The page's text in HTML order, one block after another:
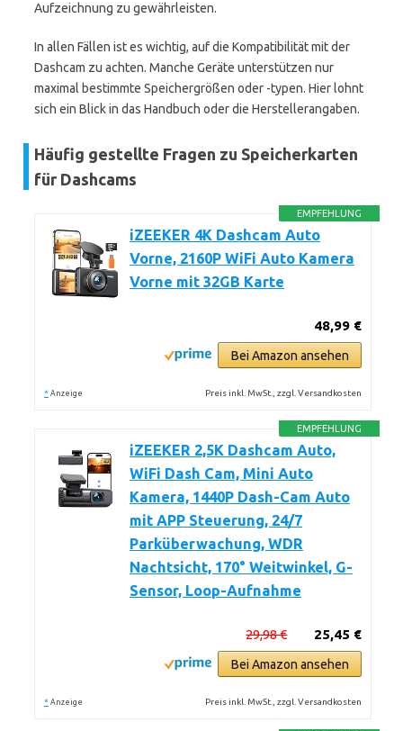
Aufzeichnung zu gewährleisten.
In allen Fällen ist es wichtig, auf die Kompatibilität mit der
Dashcam zu achten. Manche Geräte unterstützen nur
maximal bestimmte Speichergrößen oder -typen. Hier lohnt
sich ein Blick in das Handbuch oder die Herstellerangaben.
Häufig gestellte Fragen zu Speicherkarten
für Dashcams
EMPFEHLUNG
iZEEKER 4K Dashcam Auto
Vorne, 2160P WiFi Auto Kamera
Vorne mit 32GB Karte
48,99 €
Bei Amazon ansehen
* Anzeige Preis inkl. MwSt., zzgl. Versandkosten
EMPFEHLUNG
iZEEKER 2,5K Dashcam Auto,
WiFi Dash Cam, Mini Auto
Kamera, 1440P Dash-Cam Auto
mit APP Steuerung, 24/7
Parküberwachung, WDR
Nachtsicht, 170° Weitwinkel, G-
Sensor, Loop-Aufnahme
25,45 €
29,98 €
Bei Amazon ansehen
* Anzeige Preis inkl. MwSt., zzgl. Versandkosten